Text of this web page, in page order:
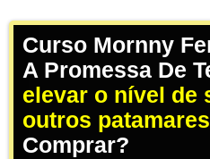
Curso Mornny
A Promessa De
elevar o nível de
outros patamares
Comprar?